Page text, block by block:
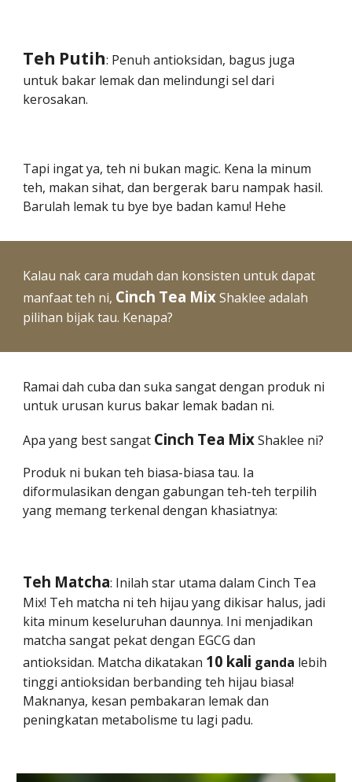
Teh Putih: Penuh antioksidan, bagus juga
untuk bakar lemak dan melindungi sel dari
kerosakan.
Tapi ingat ya, teh ni bukan magic. Kena la minum
teh, makan sihat, dan bergerak baru nampak hasil.
Barulah lemak tu bye bye badan kamu! Hehe
Kalau nak cara mudah dan konsisten untuk dapat
manfaat teh ni, Cinch Tea MixShaklee adalah
pilihan bijak tau. Kenapa?
Ramai dah cuba dan suka sangat dengan produk ni
untuk urusan kurus bakar lemak badan ni.
Apa yang best sangat Cinch Tea MixShaklee ni?
Produk ni bukan teh biasa-biasa tau. Ia
diformulasikan dengan gabungan teh-teh terpilih
yang memang terkenal dengan khasiatnya:
Teh Matcha: Inilah star utama dalam Cinch Tea
Mix! Teh matcha ni teh hijau yang dikisar halus, jadi
kita minum keseluruhan daunnya. Ini menjadikan
matcha sangat pekat dengan EGCG dan
antioksidan. Matcha dikatakan 10 kali ganda lebih
tinggi antioksidan berbanding teh hijau biasa!
Maknanya, kesan pembakaran lemak dan
peningkatan metabolisme tu lagi padu.